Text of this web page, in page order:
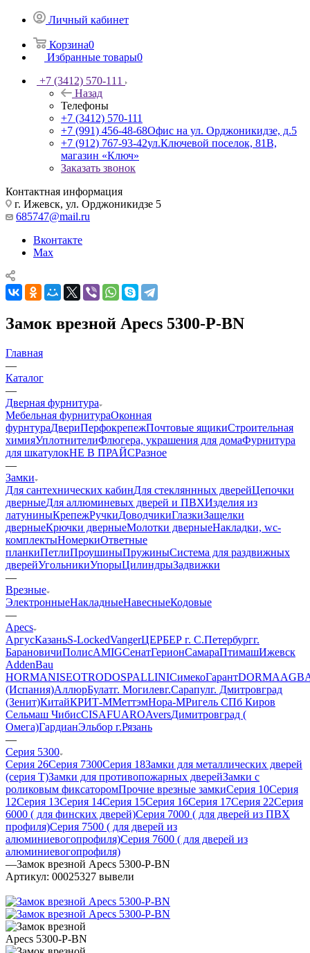
Личный кабинет
Корзина0
Избранные товары0
+7 (3412) 570-111
Назад
Телефоны
+7 (3412) 570-111
+7 (991) 456-48-68Офис на ул. Орджоникидзе, д.5
+7 (912) 767-93-42ул.Ключевой поселок, 81В,
магазин «Ключ»
Заказать звонок
Контактная информация
г. Ижевск, ул. Орджоникидзе 5
685747@mail.ru
Вконтакте
Max
Замок врезной Apecs 5300-Р-BN
Главная
—
Каталог
—
Дверная фурнитура
Мебельная фурнитураОконная
фурнтураДвериПерфокрепежПочтовые ящикиСтроительная
химияУплотнителиФлюгера, украшения для домаФурнитура
для шкатулокНЕ В ПРАЙСРазное
—
Замки
Для сантехнических кабинДля стекляннных дверейЦепочки
дверныеДля аллюминевых дверей и ПВХИзделия из
латуниныКрепежРучкиДоводчикиГлазкиЗащелки
дверныеКрючки дверныеМолотки дверныеНакладки, wc-
комплектыНомеркиОтветные
планкиПетлиПроушиныПружиныСистема для раздвижных
дверейУгольникиУпорыЦилиндрыЗадвижки
—
Врезные
ЭлектронныеНакладныеНавесныеКодовые
—
Apecs
АргусКазаньS-LockedVangerЦЕРБЕР г. С.Петербургг.
БарановичиПолисAMIGСенатГерионСамараПтимашИжевск
AddenBau
HORMANISEOTRODOSPALLINIСимекоГарантDORMAAGB
(Испания)АллюрБулатг. Могилевг.Сарапулг. Дмитровград
(Зенит)КитайКРИТ-ММеттэмНора-МРигель СПб Киров
Сельмаш ЧибисCISAFUAROAversДимитровград (
Омега)ГардианЭльбор г.Рязань
—
Серия 5300
Серия 26Серия 7300Серия 18Замки для металлических дверей
(серия Т)Замки для противопожарных дверейЗамки с
роликовым фиксаторомПрочие врезные замкиСерия 10Серия
12Серия 13Серия 14Серия 15Серия 16Серия 17Серия 22Серия
6000 ( для финских дверей)Серия 7000 ( для дверей из ПВХ
профиля)Серия 7500 ( для дверей из
алюминиевогопрофиля)Серия 7600 ( для дверей из
алюминиевогопрофиля)
—Замок врезной Apecs 5300-Р-BN
Артикул: 00025327 вывели